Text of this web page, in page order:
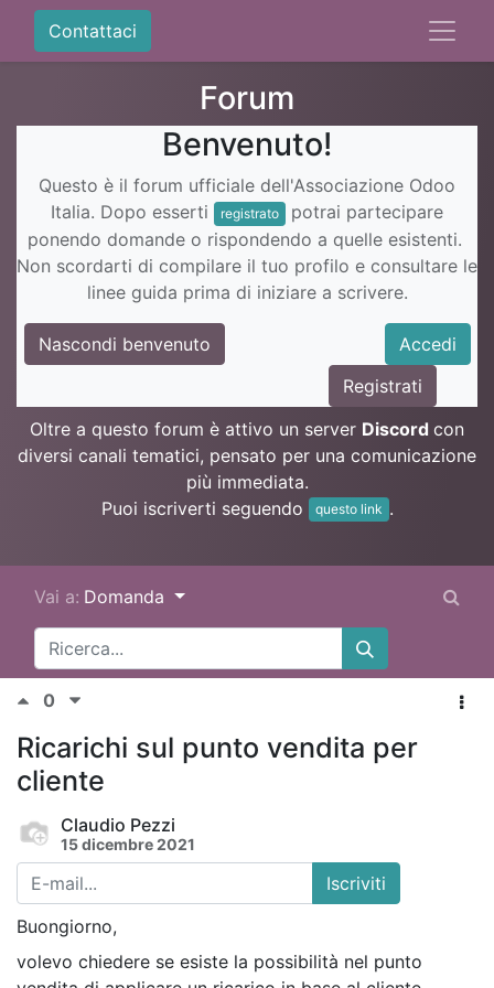
Contattaci
Forum
Benvenuto!
Questo è il forum ufficiale dell'Associazione Odoo
Italia. Dopo esserti
registrato
potrai partecipare
ponendo domande o rispondendo a quelle esistenti.
Non scordarti di compilare il tuo profilo e consultare le
linee guida prima di iniziare a scrivere.
Nascondi benvenuto
Accedi
Registrati
Oltre a questo forum è attivo un server Discord con
diversi canali tematici, pensato per una comunicazione
più immediata.
Puoi iscriverti seguendo
questo link .
Vai a: Domanda
0
Ricarichi sul punto vendita per
cliente
Claudio Pezzi
15 dicembre 2021
Iscriviti
Buongiorno,
volevo chiedere se esiste la possibilità nel punto